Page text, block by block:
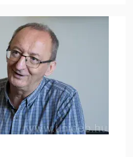
a nemzetközi kapcsolatok